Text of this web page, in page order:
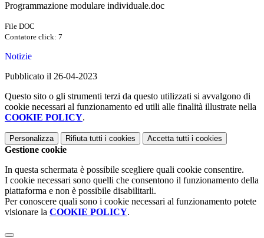
Programmazione modulare individuale.doc
File DOC
Contatore click: 7
Notizie
Pubblicato il 26-04-2023
Questo sito o gli strumenti terzi da questo utilizzati si avvalgono di
cookie necessari al funzionamento ed utili alle finalità illustrate nella
COOKIE POLICY.
Personalizza Rifiuta tutti i cookies Accetta tutti i cookies
Gestione cookie
In questa schermata è possibile scegliere quali cookie consentire.
I cookie necessari sono quelli che consentono il funzionamento della
piattaforma e non è possibile disabilitarli.
Per conoscere quali sono i cookie necessari al funzionamento potete
visionare la COOKIE POLICY.